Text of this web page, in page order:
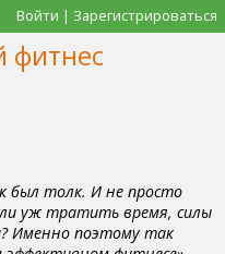
Войти | Зарегистрироваться
фитнес
был толк. И не просто
уж тратить время, силы
Именно поэтому так